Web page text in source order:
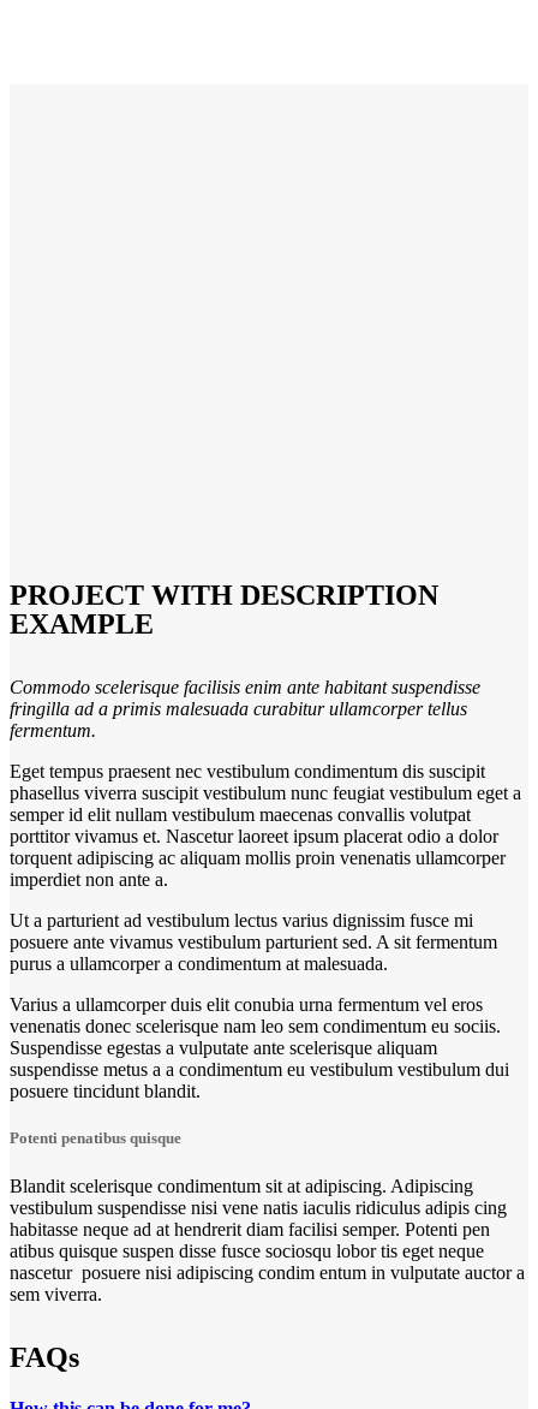
PROJECT WITH DESCRIPTION
EXAMPLE
Commodo scelerisque facilisis enim ante habitant suspendisse
fringilla ad a primis malesuada curabitur ullamcorper tellus
fermentum.
Eget tempus praesent nec vestibulum condimentum dis suscipit
phasellus viverra suscipit vestibulum nunc feugiat vestibulum eget a
semper id elit nullam vestibulum maecenas convallis volutpat
porttitor vivamus et. Nascetur laoreet ipsum placerat odio a dolor
torquent adipiscing ac aliquam mollis proin venenatis ullamcorper
imperdiet non ante a.
Ut a parturient ad vestibulum lectus varius dignissim fusce mi
posuere ante vivamus vestibulum parturient sed. A sit fermentum
purus a ullamcorper a condimentum at malesuada.
Varius a ullamcorper duis elit conubia urna fermentum vel eros
venenatis donec scelerisque nam leo sem condimentum eu sociis.
Suspendisse egestas a vulputate ante scelerisque aliquam
suspendisse metus a a condimentum eu vestibulum vestibulum dui
posuere tincidunt blandit.
Potenti penatibus quisque
Blandit scelerisque condimentum sit at adipiscing. Adipiscing
vestibulum suspendisse nisi vene natis iaculis ridiculus adipis cing
habitasse neque ad at hendrerit diam facilisi semper. Potenti pen
atibus quisque suspen disse fusce sociosqu lobor tis eget neque
nascetur posuere nisi adipiscing condim entum in vulputate auctor a
sem viverra.
FAQs